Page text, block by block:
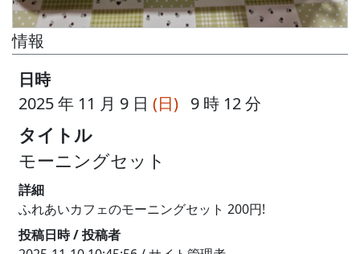
情報
日時
2025 年 11 月 9 日 (日) 9 時 12 分
タイトル
モーニングセット
詳細
ふれあいカフェのモーニングセット 200円!
投稿日時 / 投稿者